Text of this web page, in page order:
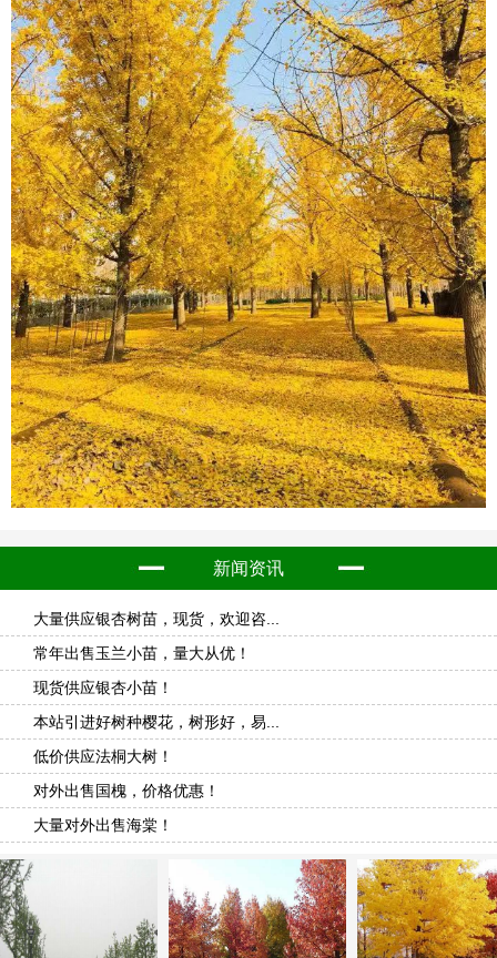
新闻资讯
大量供应银杏树苗，现货，欢迎咨...
常年出售玉兰小苗，量大从优！
现货供应银杏小苗！
本站引进好树种樱花，树形好，易...
低价供应法桐大树！
对外出售国槐，价格优惠！
大量对外出售海棠！